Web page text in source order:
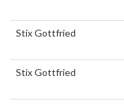
Stix Gottfried
Stix Gottfried